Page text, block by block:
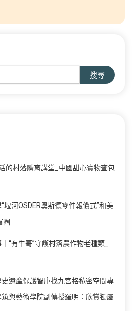
搜尋
的村落體育講堂_中國甜心寶物查包
堰河OSDER奧斯德零件報價式”和美
圈
“有牛哥”守護村落農作物老種類_
史遺產保護智庫找九宮格私密空間專
與藝術學院副傳授羅明：欣賞獨屬